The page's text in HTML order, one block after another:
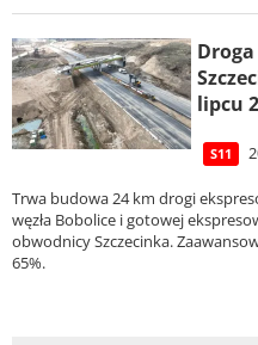
lipcu
S11
Trwa budowa 24 km drogi
węzła Bobolice i gotowej
obwodnicy Szczecinka.
65%.